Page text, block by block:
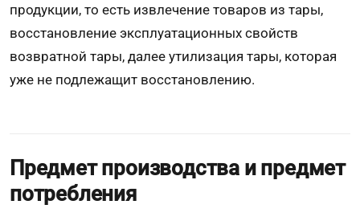
продукции, то есть извлечение товаров из тары,
восстановление эксплуатационных свойств
возвратной тары, далее утилизация тары, которая
уже не подлежащит восстановлению.
Предмет производства и предмет
потребления